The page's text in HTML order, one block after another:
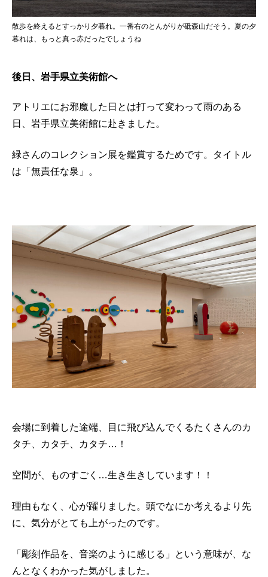
散歩を終えるとすっかり夕暮れ。一番右のとんがりが砥森山だそう。夏の夕
暮れは、もっと真っ赤だったでしょうね
後日、岩手県立美術館へ
アトリエにお邪魔した日とは打って変わって雨のある
日、岩手県立美術館に赴きました。
緑さんのコレクション展を鑑賞するためです。タイトル
は「無責任な泉」。
会場に到着した途端、目に飛び込んでくるたくさんのカ
タチ、カタチ、カタチ…！
空間が、ものすごく…生き生きしています！！
理由もなく、心が躍りました。頭でなにか考えるより先
に、気分がとても上がったのです。
「彫刻作品を、音楽のように感じる」という意味が、な
んとなくわかった気がしました。